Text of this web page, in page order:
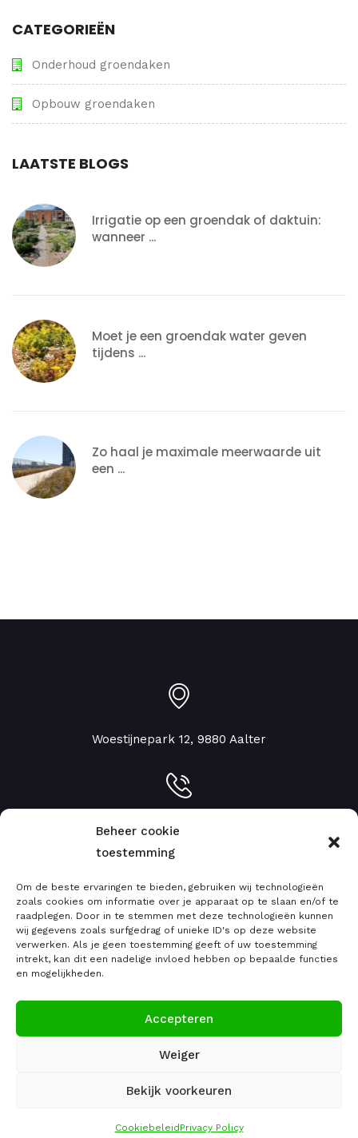
Beheer cookie
toestemming
Om de beste ervaringen te bieden, gebruiken wij technologieën
zoals cookies om informatie over je apparaat op te slaan en/of te
raadplegen. Door in te stemmen met deze technologieën kunnen
wij gegevens zoals surfgedrag of unieke ID's op deze website
verwerken. Als je geen toestemming geeft of uw toestemming
intrekt, kan dit een nadelige invloed hebben op bepaalde functies
en mogelijkheden.
Accepteren
Weiger
Bekijk voorkeuren
CookiebeleidPrivacy Policy
Onderhoud groendaken
Opbouw groendaken
Irrigatie op een groendak of daktuin:
wanneer ...
Moet je een groendak water geven
tijdens ...
Zo haal je maximale meerwaarde uit
een ...
Woestijnepark 12, 9880 Aalter
Info:051 79 77 46
info@emcgreenroofs.be
Zat: 9:00 - 12:00
GRATIS FOLDER LUNCH & LEARN